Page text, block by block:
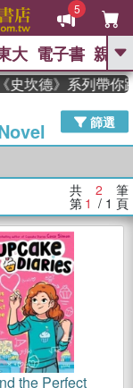
5
GO
高希均教授回憶錄
、 父親節 、 如果歷
推薦 、 國際布克
孩：黎曼猜想 、
大 電子書 親子
坎德》系列帶你
篩選
共 2 筆
第 1 / 1 頁
the Perfect